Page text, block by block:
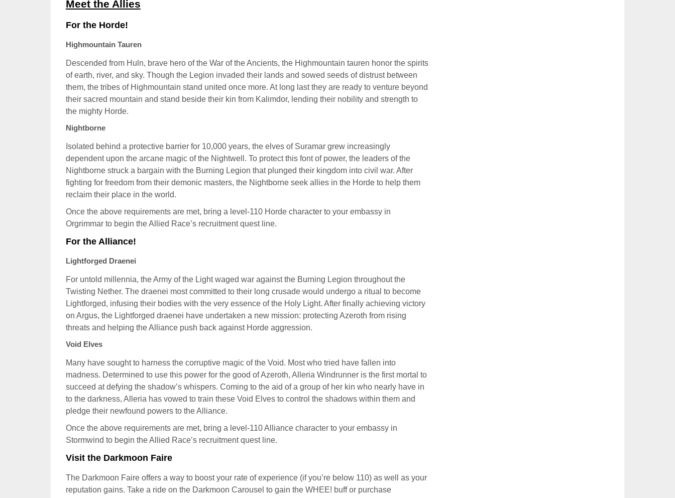
Meet the Allies
For the Horde!
Highmountain Tauren
Descended from Huln, brave hero of the War of the Ancients, the Highmountain tauren honor the spirits
of earth, river, and sky. Though the Legion invaded their lands and sowed seeds of distrust between
them, the tribes of Highmountain stand united once more. At long last they are ready to venture beyond
their sacred mountain and stand beside their kin from Kalimdor, lending their nobility and strength to
the mighty Horde.
Nightborne
Isolated behind a protective barrier for 10,000 years, the elves of Suramar grew increasingly
dependent upon the arcane magic of the Nightwell. To protect this font of power, the leaders of the
Nightborne struck a bargain with the Burning Legion that plunged their kingdom into civil war. After
fighting for freedom from their demonic masters, the Nightborne seek allies in the Horde to help them
reclaim their place in the world.
Once the above requirements are met, bring a level-110 Horde character to your embassy in
Orgrimmar to begin the Allied Race’s recruitment quest line.
For the Alliance!
Lightforged Draenei
For untold millennia, the Army of the Light waged war against the Burning Legion throughout the
Twisting Nether. The draenei most committed to their long crusade would undergo a ritual to become
Lightforged, infusing their bodies with the very essence of the Holy Light. After finally achieving victory
on Argus, the Lightforged draenei have undertaken a new mission: protecting Azeroth from rising
threats and helping the Alliance push back against Horde aggression.
Void Elves
Many have sought to harness the corruptive magic of the Void. Most who tried have fallen into
madness. Determined to use this power for the good of Azeroth, Alleria Windrunner is the first mortal to
succeed at defying the shadow’s whispers. Coming to the aid of a group of her kin who nearly have in
to the darkness, Alleria has vowed to train these Void Elves to control the shadows within them and
pledge their newfound powers to the Alliance.
Once the above requirements are met, bring a level-110 Alliance character to your embassy in
Stormwind to begin the Allied Race’s recruitment quest line.
Visit the Darkmoon Faire
The Darkmoon Faire offers a way to boost your rate of experience (if you’re below 110) as well as your
reputation gains. Take a ride on the Darkmoon Carousel to gain the WHEE! buff or purchase